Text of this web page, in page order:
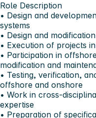
Role Description
• Design and
systems
• Design and
• Execution of projects
• Participation in
modification and
• Testing, verification,
offshore and onshore
• Work in cross-
expertise
• Preparation of